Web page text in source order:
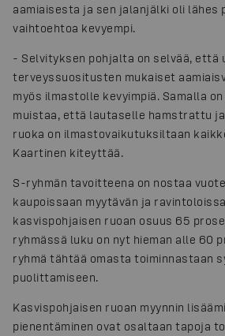
aamiaisesta ja sen jalanjälki oli lähes
vaihtoehtoa kevyempi.
- Selvityksen pohjalta on selvää, että
terveyssuositusten mukaiset
myös ilmastolle kevyimpiä. Samalla
muistaa, että lautaselle hamstrattu
ruoka on ilmastovaikutuksiltaan
Kaartinen kiteyttää.
S-ryhmän tavoitteena on nostaa
kaupoissaan myytävän ja
kasvispohjaisen ruoan osuus 65
ryhmässä luku on nyt hieman alle 60
ryhmä tähtää omasta toiminnastaan
puolittamiseen.
Kasvispohjaisen ruoan myynnin
pienentäminen ovat osaltaan tapoja